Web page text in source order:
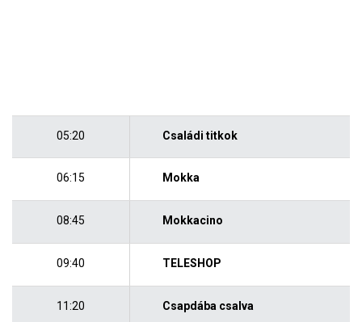
05:20 Családi titkok
06:15 Mokka
08:45 Mokkacino
09:40 TELESHOP
11:20 Csapdába csalva